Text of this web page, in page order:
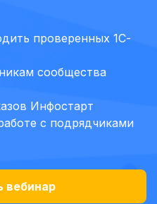
проверенных 1С-
сообщества
Инфостарт
с подрядчиками
вебинар